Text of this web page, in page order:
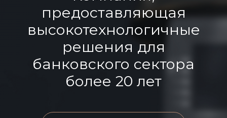
предоставляющая
высокотехнологичные
решения для
банковского сектора
более 20 лет